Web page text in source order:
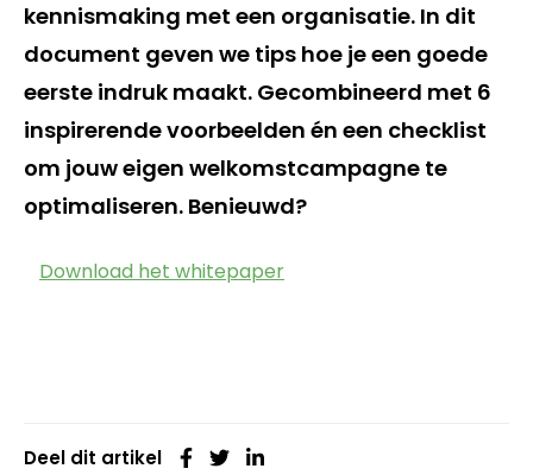
kennismaking met een organisatie. In dit
document geven we tips hoe je een goede
eerste indruk maakt. Gecombineerd met 6
inspirerende voorbeelden én een checklist
om jouw eigen welkomstcampagne te
optimaliseren. Benieuwd?
Download het whitepaper
Deel dit artikel